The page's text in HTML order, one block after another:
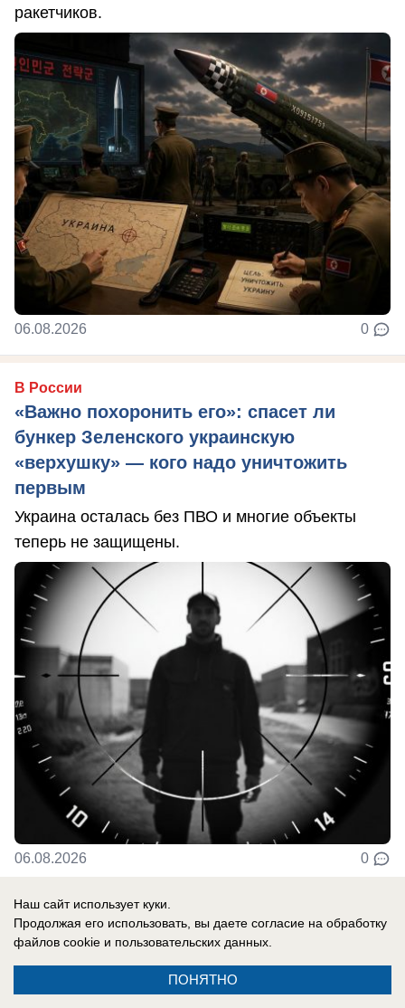
ракетчиков.
06.08.2026 0
В России
«Важно похоронить его»: спасет ли
бункер Зеленского украинскую
«верхушку» — кого надо уничтожить
первым
Украина осталась без ПВО и многие объекты
теперь не защищены.
06.08.2026 0
В России
До них начало доходить: отставной
главком ВСУ Залужный признал полное
поражение Украины перед Россией
Наш сайт использует куки.
Продолжая его использовать, вы даете согласие на обработку
файлов cookie и пользовательских данных.
ПОНЯТНО